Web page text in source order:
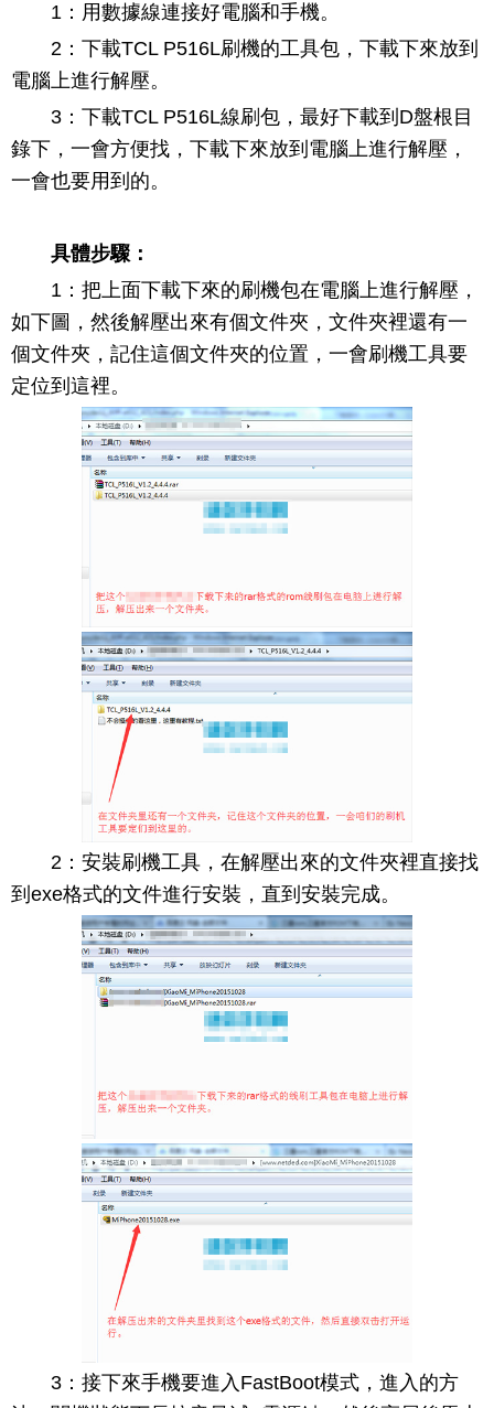
1：用數據線連接好電腦和手機。
2：下載TCL P516L刷機的工具包，下載下來放到
電腦上進行解壓。
3：下載TCL P516L線刷包，最好下載到D盤根目
錄下，一會方便找，下載下來放到電腦上進行解壓，
一會也要用到的。
具體步驟：
1：把上面下載下來的刷機包在電腦上進行解壓，
如下圖，然後解壓出來有個文件夾，文件夾裡還有一
個文件夾，記住這個文件夾的位置，一會刷機工具要
定位到這裡。
2：安裝刷機工具，在解壓出來的文件夾裡直接找
到exe格式的文件進行安裝，直到安裝完成。
3：接下來手機要進入FastBoot模式，進入的方